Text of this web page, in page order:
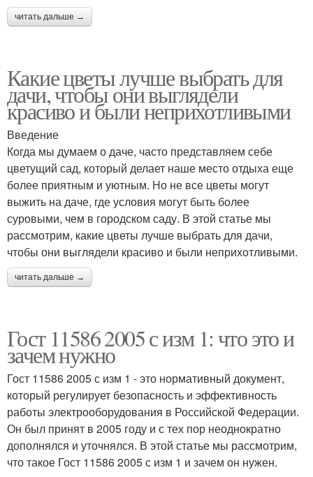
читать дальше →
Какие цветы лучше выбрать для
дачи, чтобы они выглядели
красиво и были неприхотливыми
Введение
Когда мы думаем о даче, часто представляем себе
цветущий сад, который делает наше место отдыха еще
более приятным и уютным. Но не все цветы могут
выжить на даче, где условия могут быть более
суровыми, чем в городском саду. В этой статье мы
рассмотрим, какие цветы лучше выбрать для дачи,
чтобы они выглядели красиво и были неприхотливыми.
читать дальше →
Гост 11586 2005 с изм 1: что это и
зачем нужно
Гост 11586 2005 с изм 1 - это нормативный документ,
который регулирует безопасность и эффективность
работы электрооборудования в Российской Федерации.
Он был принят в 2005 году и с тех пор неоднократно
дополнялся и уточнялся. В этой статье мы рассмотрим,
что такое Гост 11586 2005 с изм 1 и зачем он нужен.